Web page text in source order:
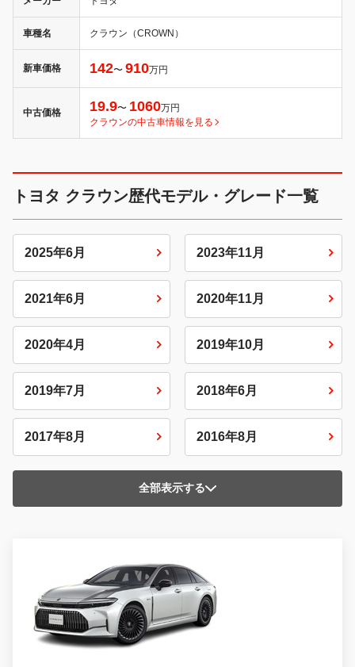
車種名 クラウン（CROWN）
新車価格 142〜 910万円
中古価格 19.9〜 1060万円
クラウンの中古車情報を見る
トヨタ クラウン歴代モデル・グレード一覧
2025年6月 2023年11月
2021年6月 2020年11月
2020年4月 2019年10月
2019年7月 2018年6月
2017年8月 2016年8月
全部表示する